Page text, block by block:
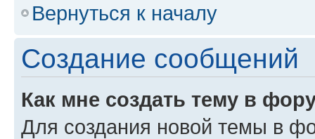
Вернуться к началу
Создание сообщений
Как мне создать тему в
Для создания новой темы в